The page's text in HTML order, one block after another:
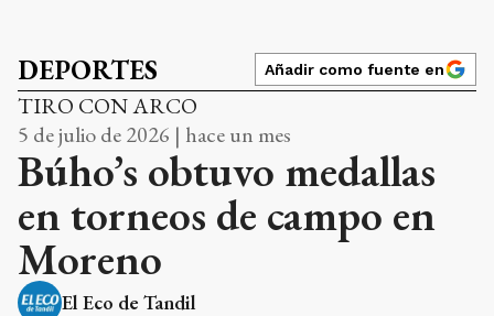
DEPORTES Añadir como fuente en
TIRO CON ARCO
5 de julio de 2026 | hace un mes
Búho’s obtuvo medallas
en torneos de campo en
Moreno
El Eco de Tandil